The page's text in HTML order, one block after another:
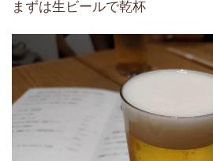
まずは生ビールで乾杯